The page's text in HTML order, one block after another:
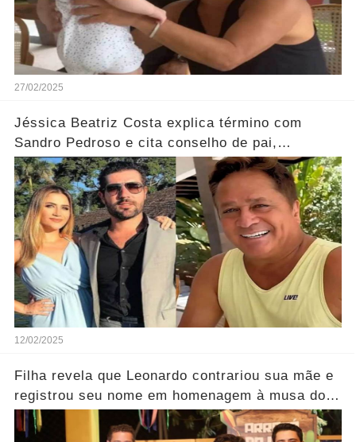
27/02/2025
Jéssica Beatriz Costa explica término com
Sandro Pedroso e cita conselho de pai,
Leonardo: 'Estava certo'
12/02/2025
Filha revela que Leonardo contrariou sua mãe e
registrou seu nome em homenagem à musa do
Carnaval